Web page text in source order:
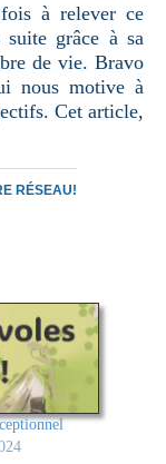
à relever ce
grâce à sa
de vie. Bravo
nous motive à
Cet article,
RÉSEAU!